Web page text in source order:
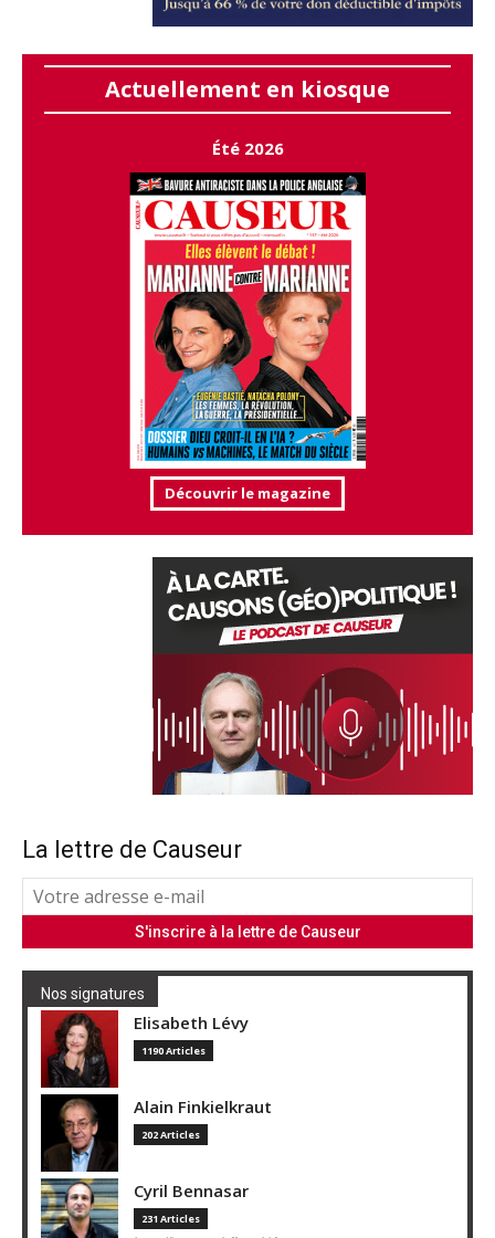
Actuellement en kiosque
Été 2026
Découvrir le magazine
La lettre de Causeur
Nos signatures
Elisabeth Lévy
1190 Articles
Alain Finkielkraut
202 Articles
Cyril Bennasar
231 Articles